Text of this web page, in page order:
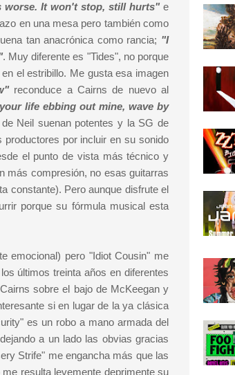
worse. It won't stop, still hurts" e
en una mesa pero también como
tan anacrónica como rancia; "I
. Muy diferente es "Tides", no porque
el estribillo. Me gusta esa imagen
reconduce a Cairns de nuevo al
life ebbing out mine, wave by
Neil suenan potentes y la SG de
por incluir en su sonido
el punto de vista más técnico y
más compresión, no esas guitarras
constante). Pero aunque disfrute el
porque su fórmula musical esta
emocional) pero "Idiot Cousin" me
últimos treinta años en diferentes
sobre el bajo de McKeegan y
si en lugar de la ya clásica
es un robo a mano armada del
a un lado las obvias gracias
Strife" me engancha más que las
resulta levemente deprimente su